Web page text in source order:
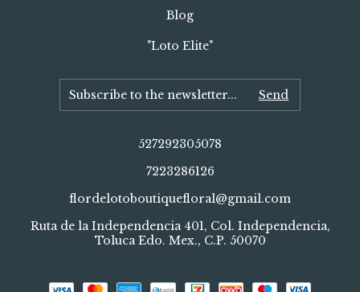
Blog
"Loto Elite"
527292305078
7223286126
flordelotoboutiquefloral@gmail.com
Ruta de la Independencia 401, Col. Independencia,
Toluca Edo. Mex., C.P. 50070